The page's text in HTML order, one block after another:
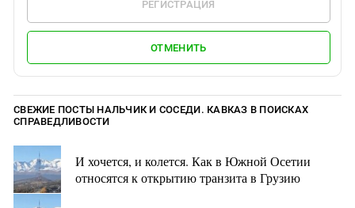
РЕГИСТРАЦИЯ
ОТМЕНИТЬ
СВЕЖИЕ ПОСТЫ НАЛЬЧИК И СОСЕДИ. КАВКАЗ В ПОИСКАХ
СПРАВЕДЛИВОСТИ
И хочется, и колется. Как в Южной Осетии
относятся к открытию транзита в Грузию